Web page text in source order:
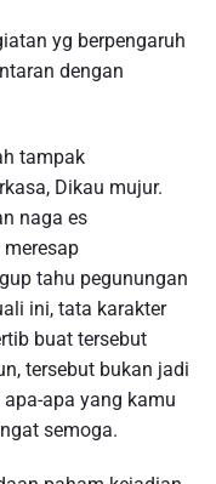
yg berpengaruh
dengan
tampak
Dikau mujur.
naga es
tahu pegunungan
ini, tata karakter
buat tersebut
tersebut bukan jadi
apa yang kamu
semoga.